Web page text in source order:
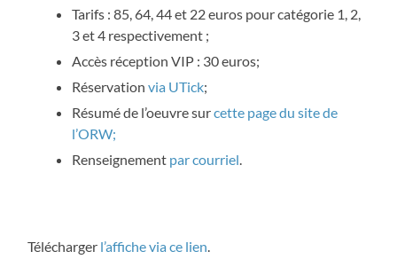
Tarifs : 85, 64, 44 et 22 euros pour catégorie 1, 2,
3 et 4 respectivement ;
Accès réception VIP : 30 euros;
Réservationvia UTick;
Résumé de l’oeuvre surcette page du site de
l’ORW;
Renseignement par courriel
Télécharger l’affiche via ce lien